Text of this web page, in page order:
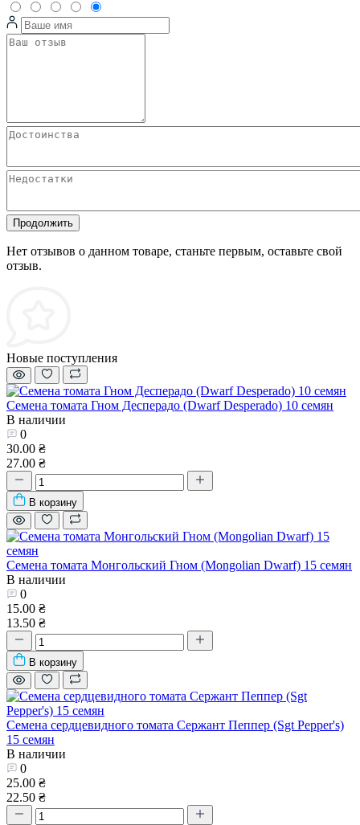
Продолжить
Нет отзывов о данном товаре, станьте первым, оставьте свой
отзыв.
Новые поступления
Семена томата Гном Десперадо (Dwarf Desperado) 10 семян
В наличии
0
30.00 ₴
27.00 ₴
В корзину
Семена томата Монгольский Гном (Mongolian Dwarf) 15 семян
В наличии
0
15.00 ₴
13.50 ₴
В корзину
Семена сердцевидного томата Сержант Пеппер (Sgt Pepper's)
15 семян
В наличии
0
25.00 ₴
22.50 ₴